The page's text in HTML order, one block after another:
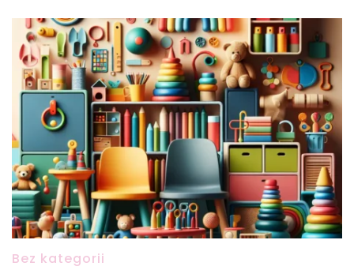
Bez kategorii